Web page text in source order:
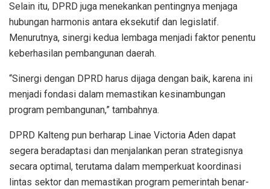
Selain itu, DPRD juga menekankan pentingnya menjaga
hubungan harmonis antara eksekutif dan legislatif.
Menurutnya, sinergi kedua lembaga menjadi faktor penentu
keberhasilan pembangunan daerah.
“Sinergi dengan DPRD harus dijaga dengan baik, karena ini
menjadi fondasi dalam memastikan kesinambungan
program pembangunan,” tambahnya.
DPRD Kalteng pun berharap Linae Victoria Aden dapat
segera beradaptasi dan menjalankan peran strategisnya
secara optimal, terutama dalam memperkuat koordinasi
lintas sektor dan memastikan program pemerintah benar-